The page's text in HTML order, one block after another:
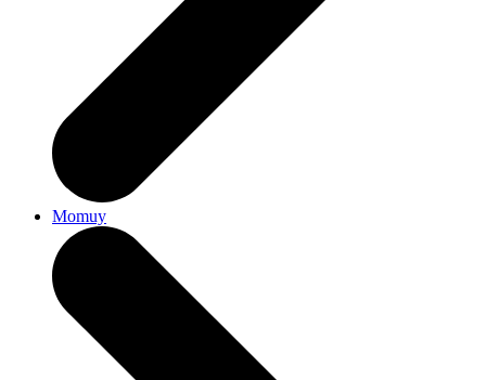
Momuy